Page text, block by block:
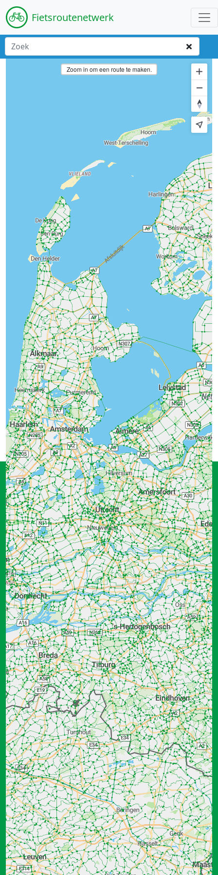
Fietsroutenetwerk
Zoom in om een route te maken.
Klik op de knooppunten om uw route te bepalen.
Onder de kaart ziet u hoe ver u fietst en hoe lang
u gemiddeld over het fietsen doet. De snelheid is
gebaseerd op een snelheid van 19 kilometer per
uur. Op de kaart ziet u ook verschillende andere
iconen. U kunt hieraan aflezen waar u kunt
overnachten, eten en drinken. Daarnaast vindt u
hier een overzicht van locaties waar u een fiets
kunt huren. U kunt deze adressen bekijken en
toevoegen aan uw route door er simpelweg op
te klikken.
Gebieden in nederland
Het Groene Hart
Veluwe
Provincies
Drenthe
Flevoland
Friesland
Gelderland
Groningen
Limburg
Noord-Brabant
Noord-Holland
Overijssel
Utrecht
Zeeland
Zuid-Holland
Service
Ondernemer portaal
Contact
Disclaimer
Privacybeleid
Afstappunten